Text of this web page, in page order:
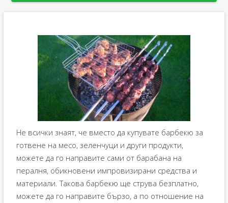
Не всички знаят, че вместо да купувате барбекю за
готвене на месо, зеленчуци и други продукти,
можете да го направите сами от барабана на
пералня, обикновени импровизирани средства и
материали. Такова барбекю ще струва безплатно,
можете да го направите бързо, а по отношение на